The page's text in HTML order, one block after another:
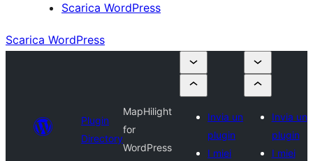
Scarica WordPress
Scarica WordPress
Plugin
Directory
MapHilight
for
WordPress
Invia un
plugin
I miei
Invia un
plugin
I miei